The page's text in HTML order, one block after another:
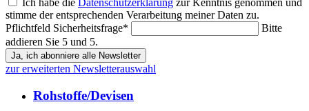
stimme der entsprechenden Verarbeitung meiner Daten zu.
Pflichtfeld Sicherheitsfrage*
Bitte
addieren Sie 5 und 5.
Ja, ich abonniere alle Newsletter
zur erweiterten Newsletterauswahl
Rohstoffe/Devisen